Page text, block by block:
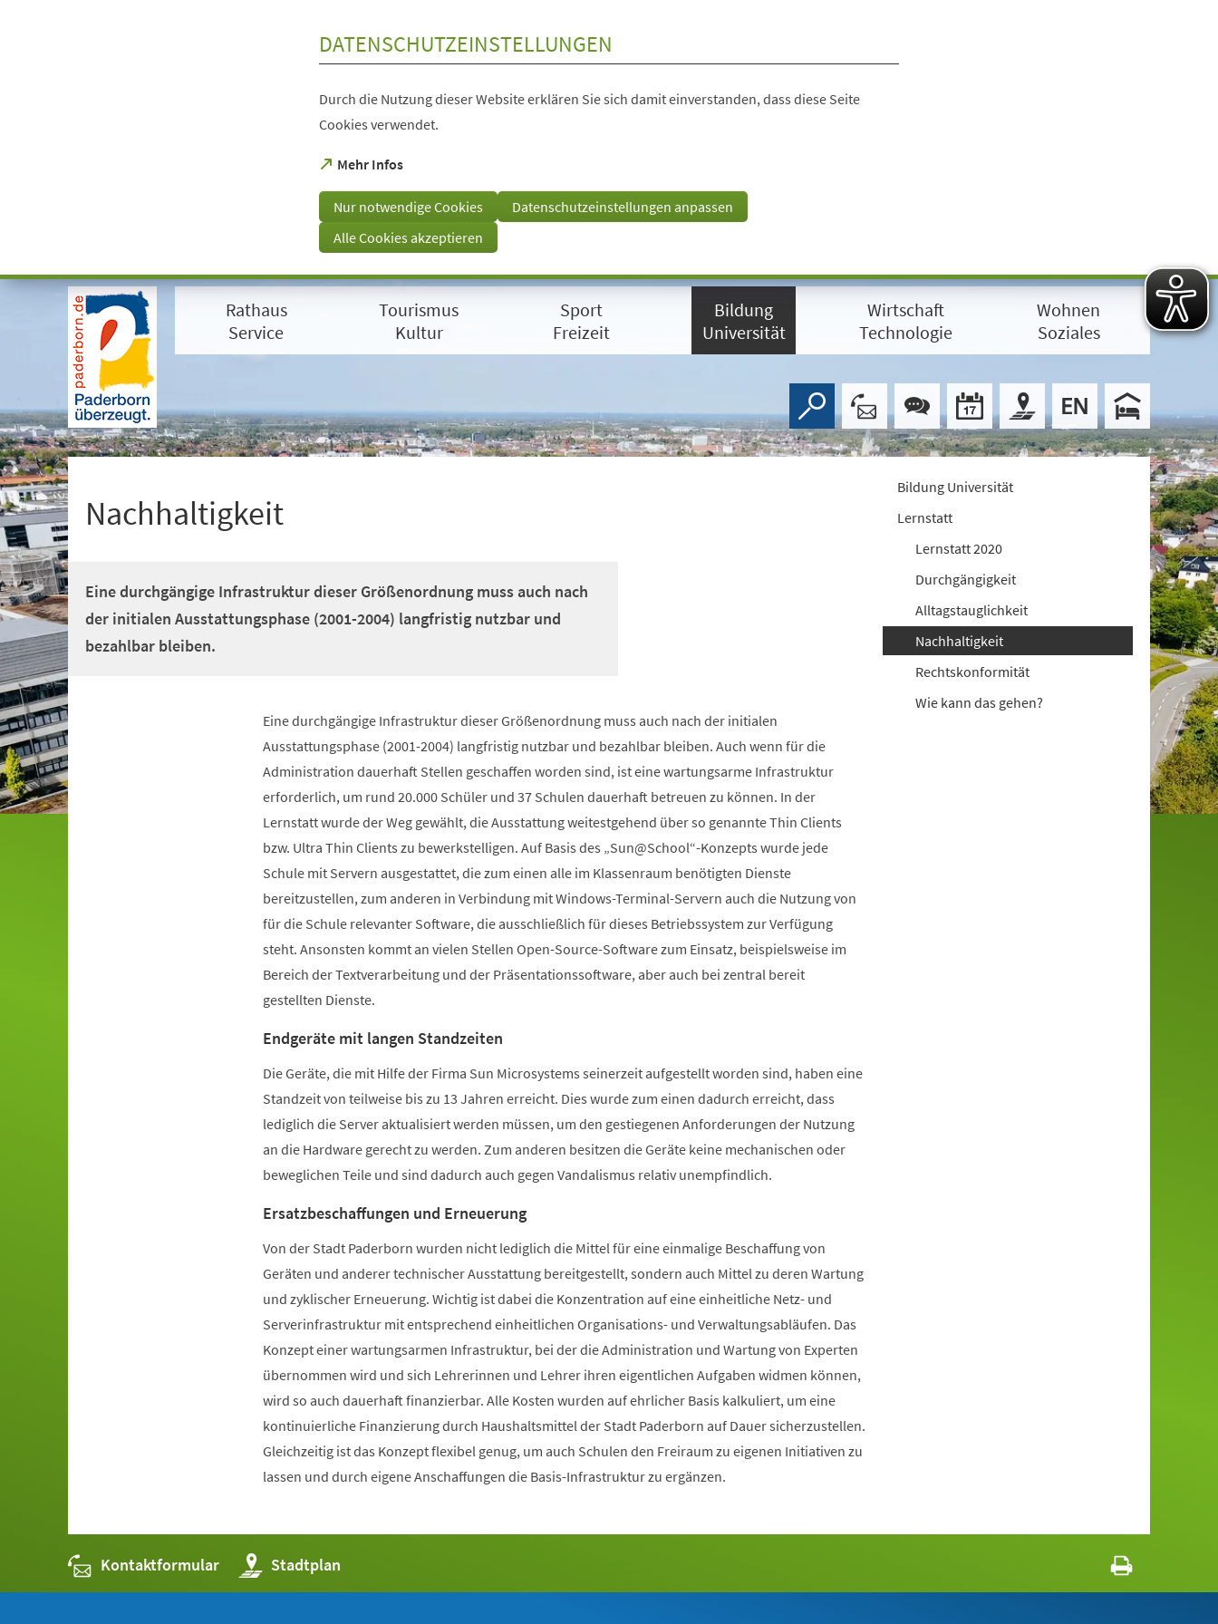
Visuelle
Assistenzsoftware
+
1
DATENSCHUTZEINSTELLUNGEN
Durch die Nutzung dieser Website erklären Sie sich damit einverstanden, dass diese Seite
Cookies verwendet.
Mehr Infos
(Öffnet
einem
neuen
Tab)
Nur notwendige Cookies
Datenschutzeinstellungen anpassen
Alle Cookies akzeptieren
Rathaus
Service
Tourismus
Kultur
Sport
Freizeit
Bildung
Universität
Wirtschaft
Technologie
Wohnen
Soziales
Nachhaltigkeit
Eine durchgängige Infrastruktur dieser Größenordnung muss auch nach
der initialen Ausstattungsphase (2001-2004) langfristig nutzbar und
bezahlbar bleiben.
Eine durchgängige Infrastruktur dieser Größenordnung muss auch nach der initialen
Ausstattungsphase (2001-2004) langfristig nutzbar und bezahlbar bleiben. Auch wenn für die
Administration dauerhaft Stellen geschaffen worden sind, ist eine wartungsarme Infrastruktur
erforderlich, um rund 20.000 Schüler und 37 Schulen dauerhaft betreuen zu können. In der
Lernstatt wurde der Weg gewählt, die Ausstattung weitestgehend über so genannte Thin Clients
bzw. Ultra Thin Clients zu bewerkstelligen. Auf Basis des „Sun@School“-Konzepts wurde jede
Schule mit Servern ausgestattet, die zum einen alle im Klassenraum benötigten Dienste
bereitzustellen, zum anderen in Verbindung mit Windows-Terminal-Servern auch die Nutzung von
für die Schule relevanter Software, die ausschließlich für dieses Betriebssystem zur Verfügung
steht. Ansonsten kommt an vielen Stellen Open-Source-Software zum Einsatz, beispielsweise im
Bereich der Textverarbeitung und der Präsentationssoftware, aber auch bei zentral bereit
gestellten Dienste.
Endgeräte mit langen Standzeiten
Die Geräte, die mit Hilfe der Firma Sun Microsystems seinerzeit aufgestellt worden sind, haben eine
Standzeit von teilweise bis zu 13 Jahren erreicht. Dies wurde zum einen dadurch erreicht, dass
lediglich die Server aktualisiert werden müssen, um den gestiegenen Anforderungen der Nutzung
an die Hardware gerecht zu werden. Zum anderen besitzen die Geräte keine mechanischen oder
beweglichen Teile und sind dadurch auch gegen Vandalismus relativ unempfindlich.
Ersatzbeschaffungen und Erneuerung
Von der Stadt Paderborn wurden nicht lediglich die Mittel für eine einmalige Beschaffung von
Geräten und anderer technischer Ausstattung bereitgestellt, sondern auch Mittel zu deren Wartung
und zyklischer Erneuerung. Wichtig ist dabei die Konzentration auf eine einheitliche Netz- und
Serverinfrastruktur mit entsprechend einheitlichen Organisations- und Verwaltungsabläufen. Das
Konzept einer wartungsarmen Infrastruktur, bei der die Administration und Wartung von Experten
übernommen wird und sich Lehrerinnen und Lehrer ihren eigentlichen Aufgaben widmen können,
wird so auch dauerhaft finanzierbar. Alle Kosten wurden auf ehrlicher Basis kalkuliert, um eine
kontinuierliche Finanzierung durch Haushaltsmittel der Stadt Paderborn auf Dauer sicherzustellen.
Gleichzeitig ist das Konzept flexibel genug, um auch Schulen den Freiraum zu eigenen Initiativen zu
lassen und durch eigene Anschaffungen die Basis-Infrastruktur zu ergänzen.
Bildung Universität
Lernstatt
Lernstatt 2020
Durchgängigkeit
Alltagstauglichkeit
Nachhaltigkeit
Rechtskonformität
Wie kann das gehen?
Kontaktformular Stadtplan
(Öffnet
in
einem